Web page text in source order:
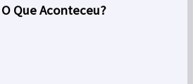
Que Aconteceu?